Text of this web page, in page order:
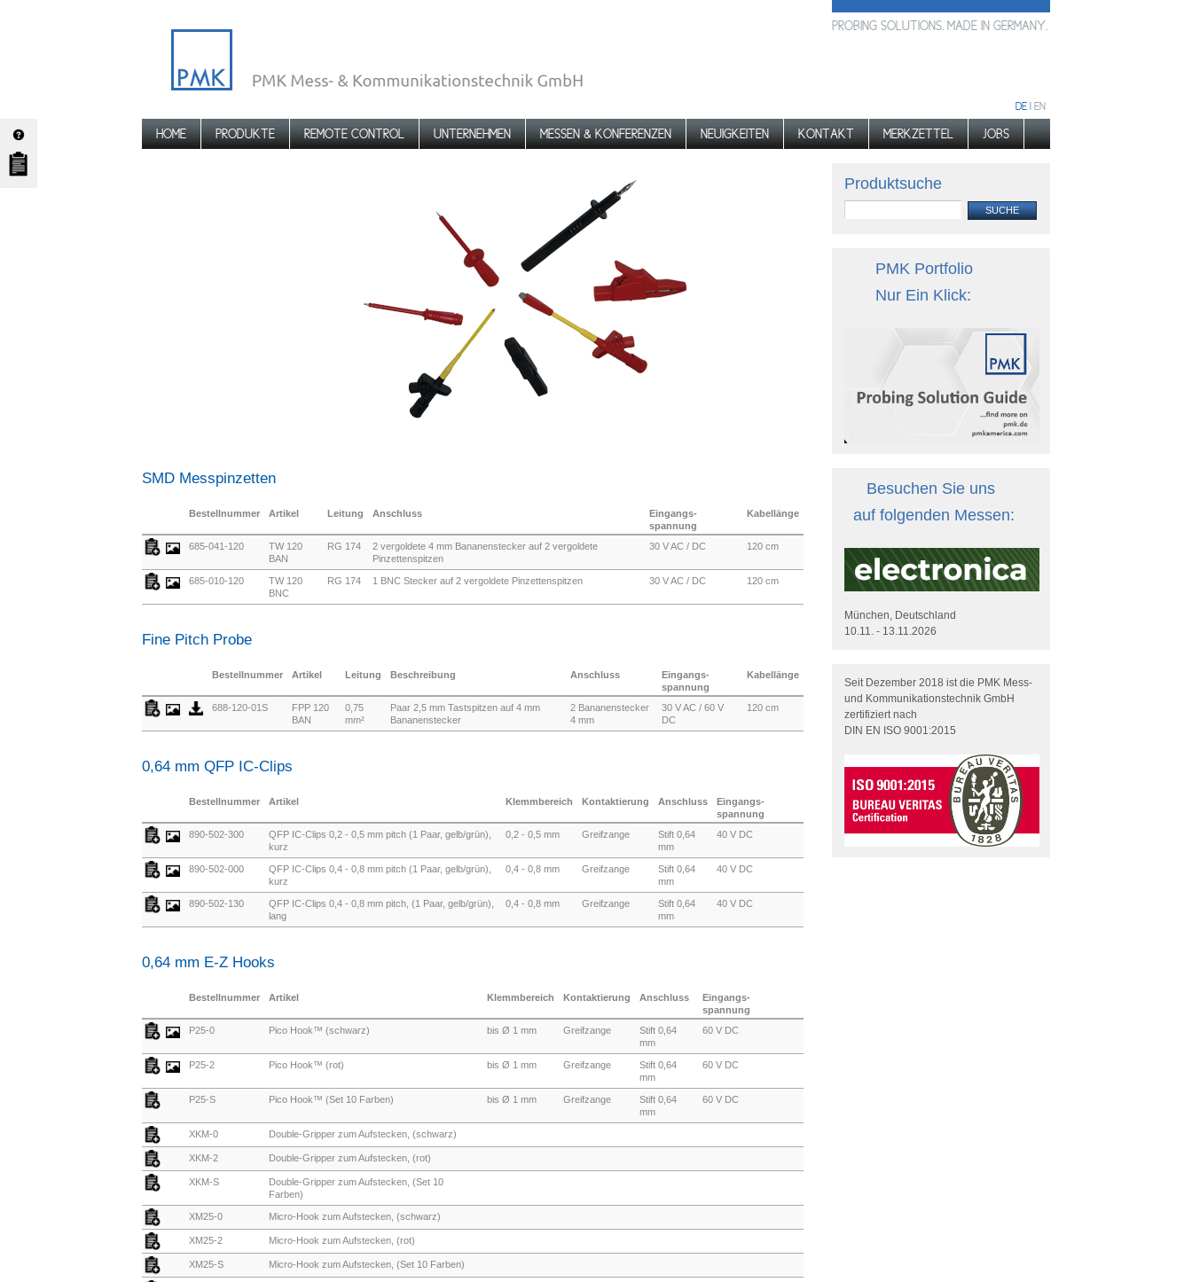
PROBING SOLUTIONS. MADE IN GERMANY.
DE | EN
HOME PRODUKTE REMOTE CONTROL UNTERNEHMEN MESSEN & KONFERENZEN NEUIGKEITEN KONTAKT MERKZETTEL JOBS
SMD Messpinzetten
Bestellnummer Artikel Leitung Anschluss
Eingangs-
spannung
Kabellänge
685-041-120
TW 120
BAN
RG 174
2 vergoldete 4 mm Bananenstecker auf 2 vergoldete
Pinzettenspitzen
30 V AC / DC 120 cm
685-010-120
TW 120
BNC
RG 174 1 BNC Stecker auf 2 vergoldete Pinzettenspitzen 30 V AC / DC 120 cm
Fine Pitch Probe
Bestellnummer Artikel Leitung Beschreibung Anschluss
Eingangs-
spannung
Kabellänge
688-120-01S
FPP 120
BAN
0,75
mm²
Paar 2,5 mm Tastspitzen auf 4 mm
Bananenstecker
2 Bananenstecker
4 mm
30 V AC / 60 V
DC
120 cm
0,64 mm QFP IC-Clips
Bestellnummer Artikel Klemmbereich Kontaktierung Anschluss
Eingangs-
spannung
890-502-300
QFP IC-Clips 0,2 - 0,5 mm pitch (1 Paar, gelb/grün),
kurz
0,2 - 0,5 mm Greifzange
Stift 0,64
mm
40 V DC
890-502-000
QFP IC-Clips 0,4 - 0,8 mm pitch (1 Paar, gelb/grün),
kurz
0,4 - 0,8 mm Greifzange
Stift 0,64
mm
40 V DC
890-502-130
QFP IC-Clips 0,4 - 0,8 mm pitch, (1 Paar, gelb/grün),
lang
0,4 - 0,8 mm Greifzange
Stift 0,64
mm
40 V DC
0,64 mm E-Z Hooks
Bestellnummer Artikel Klemmbereich Kontaktierung Anschluss
Eingangs-
spannung
P25-0
Pico Hook™ (schwarz) bis Ø 1 mm Greifzange
Stift 0,64
mm
60 V DC
P25-2 Pico Hook™ (rot) bis Ø 1 mm Greifzange
Stift 0,64
mm
60 V DC
P25-S Pico Hook™ (Set 10 Farben) bis Ø 1 mm Greifzange
Stift 0,64
mm
60 V DC
XKM-0 Double-Gripper zum Aufstecken, (schwarz)
XKM-2 Double-Gripper zum Aufstecken, (rot)
XKM-S
Double-Gripper zum Aufstecken, (Set 10
Farben)
XM25-0 Micro-Hook zum Aufstecken, (schwarz)
XM25-2 Micro-Hook zum Aufstecken, (rot)
XM25-S Micro-Hook zum Aufstecken, (Set 10 Farben)
Produktsuche
PMK Portfolio
Nur Ein Klick:
Besuchen Sie uns
auf folgenden Messen:
München, Deutschland
10.11. - 13.11.2026
Seit Dezember 2018 ist die PMK Mess-
und Kommunikationstechnik GmbH
zertifiziert nach
DIN EN ISO 9001:2015